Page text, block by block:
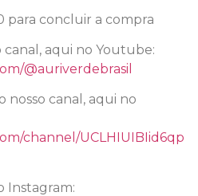
para concluir a compra
canal, aqui no Youtube:
@auriverdebrasil
nosso canal, aqui no
channel/UCLHIUIBIid6qp
Instagram: